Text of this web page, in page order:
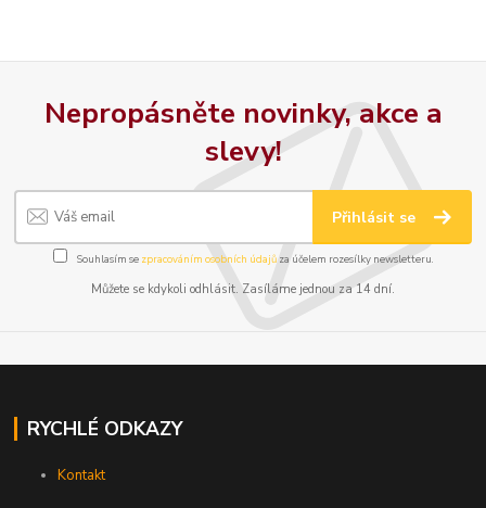
Nepropásněte novinky, akce a
slevy!
Přihlásit se
Souhlasím se zpracováním osobních údajůza účelem rozesílky newsletteru.
Můžete se kdykoli odhlásit. Zasíláme jednou za 14 dní.
RYCHLÉ ODKAZY
Kontakt